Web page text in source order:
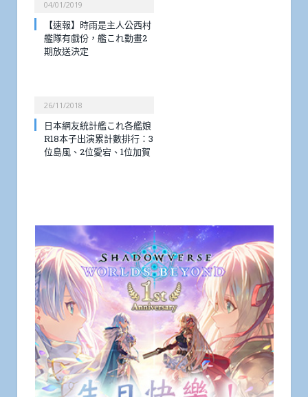
04/01/2019
【速報】時雨是主人公西村
艦隊有戲份，艦これ動畫2
期放送決定
26/11/2018
日本網友統計艦これ各艦娘
R18本子出演累計數排行：3
位島風、2位愛宕、1位加賀